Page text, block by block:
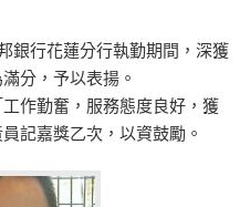
銀行花蓮分行執勤期間，深獲
分，予以表揚。
作勤奮，服務態度良好，獲
記嘉獎乙次，以資鼓勵。